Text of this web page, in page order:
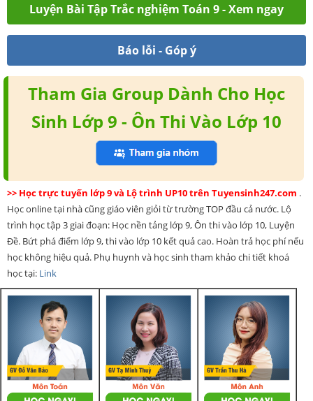
Luyện Bài Tập Trắc nghiệm Toán 9 - Xem ngay
Báo lỗi - Góp ý
Tham Gia Group Dành Cho Học
Sinh Lớp 9 - Ôn Thi Vào Lớp 10
>> Học trực tuyến lớp 9 và Lộ trình UP10 trên Tuyensinh247.com .
Học online tại nhà cũng giáo viên giỏi từ trường TOP đầu cả nước. Lộ
trình học tập 3 giai đoạn: Học nền tảng lớp 9, Ôn thi vào lớp 10, Luyện
Đề. Bứt phá điểm lớp 9, thi vào lớp 10 kết quả cao. Hoàn trả học phí nếu
học không hiệu quả. Phụ huynh và học sinh tham khảo chi tiết khoá
học tại: Link